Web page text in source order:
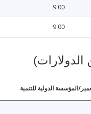
9.00
9.00
الدولارات)
المؤسسة الدولية للتنمية